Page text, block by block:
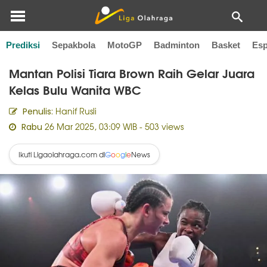
Prediksi Sepakbola MotoGP Badminton Basket
Home Tinju
Mantan Polisi Tiara Brown Raih Gelar Juara
Kelas Bulu Wanita WBC
Penulis: Hanif Rusli
Rabu 26 Mar 2025, 03:09 WIB - 503 views
Ikuti Ligaolahraga.com diGoogleNews